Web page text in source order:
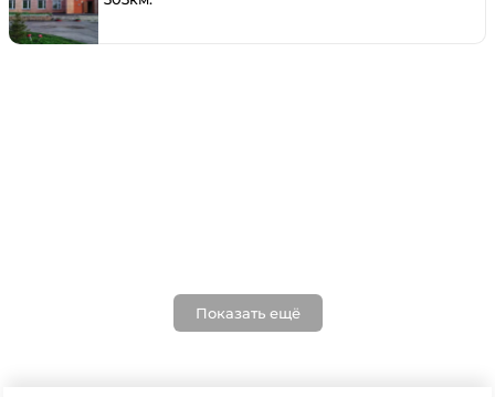
Показать ещё